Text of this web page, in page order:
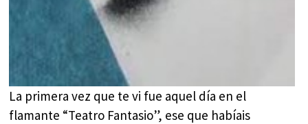
La primera vez que te vi fue aquel día en el
flamante “Teatro Fantasio”, ese que habíais